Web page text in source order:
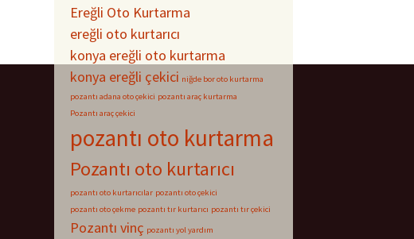
Ereğli Oto Kurtarma
ereğli oto kurtarıcı
konya ereğli oto kurtarma
konya ereğli çekici niğde bor oto kurtarma
pozantı adana oto çekici pozantı araç kurtarma
Pozantı araç çekici
pozantı oto kurtarma
Pozantı oto kurtarıcı
pozantı oto kurtarıcılar pozantı oto çekici
pozantı oto çekme pozantı tır kurtarıcı pozantı tır çekici
Pozantı vinç pozantı yol yardım